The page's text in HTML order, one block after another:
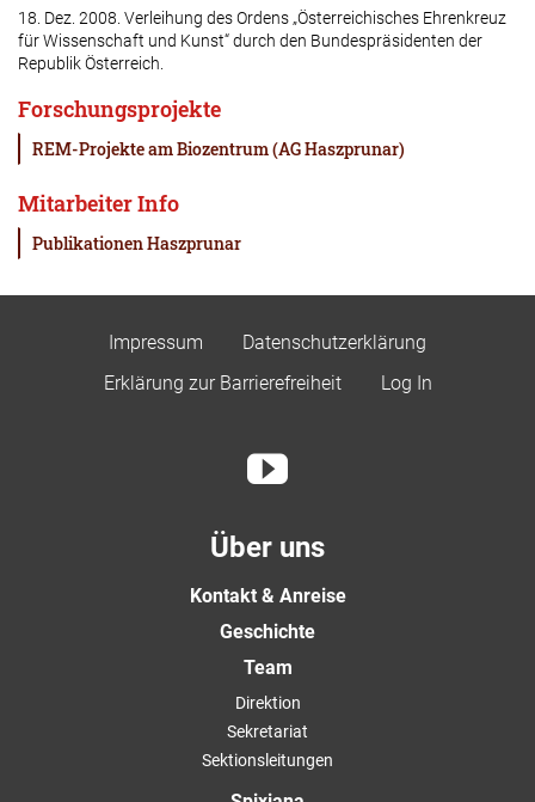
18. Dez. 2008. Verleihung des Ordens „Österreichisches Ehrenkreuz
für Wissenschaft und Kunst“ durch den Bundespräsidenten der
Republik Österreich.
Forschungsprojekte
REM-Projekte am Biozentrum (AG Haszprunar)
Mitarbeiter Info
Publikationen Haszprunar
Impressum
Datenschutzerklärung
Erklärung zur Barrierefreiheit
Log In
Über uns
Kontakt & Anreise
Geschichte
Team
Direktion
Sekretariat
Sektionsleitungen